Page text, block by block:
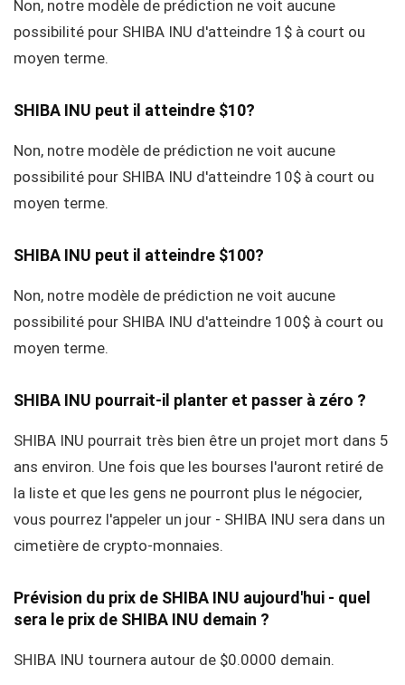
Non, notre modèle de prédiction ne voit aucune
possibilité pour SHIBA INU d'atteindre 1$ à court ou
moyen terme.
SHIBA INU peut il atteindre $10?
Non, notre modèle de prédiction ne voit aucune
possibilité pour SHIBA INU d'atteindre 10$ à court ou
moyen terme.
SHIBA INU peut il atteindre $100?
Non, notre modèle de prédiction ne voit aucune
possibilité pour SHIBA INU d'atteindre 100$ à court ou
moyen terme.
SHIBA INU pourrait-il planter et passer à zéro ?
SHIBA INU pourrait très bien être un projet mort dans 5
ans environ. Une fois que les bourses l'auront retiré de
la liste et que les gens ne pourront plus le négocier,
vous pourrez l'appeler un jour - SHIBA INU sera dans un
cimetière de crypto-monnaies.
Prévision du prix de SHIBA INU aujourd'hui - quel
sera le prix de SHIBA INU demain ?
SHIBA INU tournera autour de $0.0000 demain.